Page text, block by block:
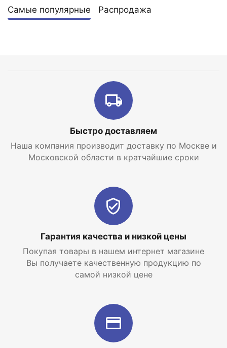
Самые популярные Распродажа
Быстро доставляем
Наша компания производит доставку по Москве и
Московской области в кратчайшие сроки
Гарантия качества и низкой цены
Покупая товары в нашем интернет магазине
Вы получаете качественную продукцию по
самой низкой цене